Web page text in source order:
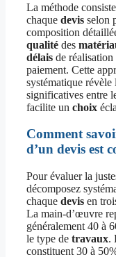
La méthode
chaque devis selon
composition
qualité des
délais de
paiement. Cette
systématique révèle
significatives entre
facilite un choix
Comment
d’un devis est
Pour évaluer la
décomposez
chaque devis en
La main-d’œuvre
généralement 40 à
le type de travaux.
constituent 30 à